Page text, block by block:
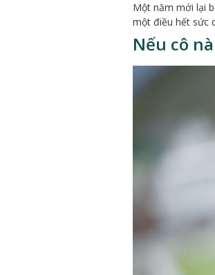
Một năm mới lại
một điều hết sức
Nếu cô